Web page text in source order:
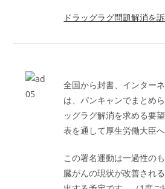
ドラッグラグ問題解消を
全国から封書、インター
は、パンキャンでまとめ
ッグラグ解消を求める要
表を通して厚生労働大臣
この署名運動は一過性の
臓がんの現状が改善され